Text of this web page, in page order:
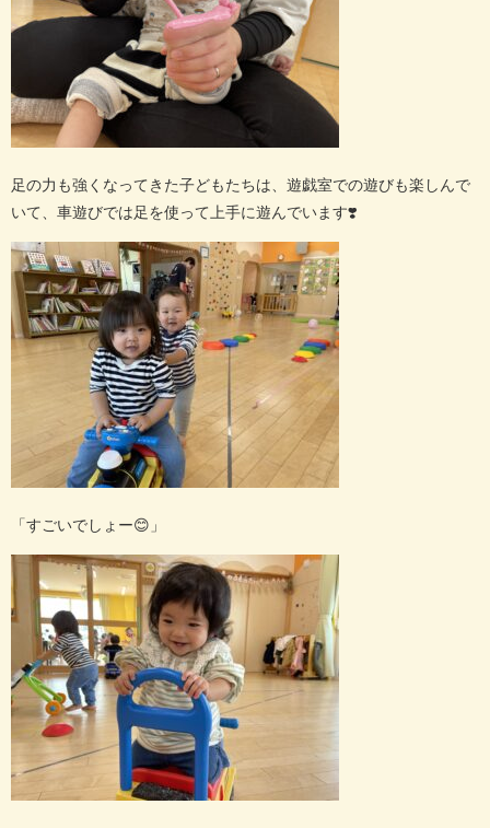
足の力も強くなってきた子どもたちは、遊戯室での遊びも楽しんで
いて、車遊びでは足を使って上手に遊んでいます❣️
「すごいでしょー😊 」